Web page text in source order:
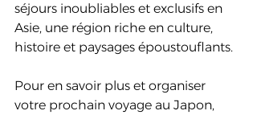
séjours inoubliables et exclusifs en
Asie, une région riche en culture,
histoire et paysages époustouflants.
Pour en savoir plus et organiser
votre prochain voyage au Japon,